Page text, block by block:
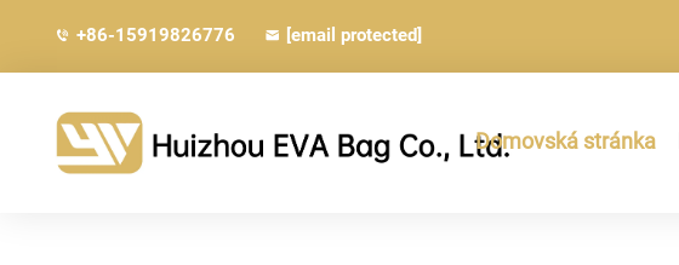
+86-15919826776 [email protected]
Domovská stránka